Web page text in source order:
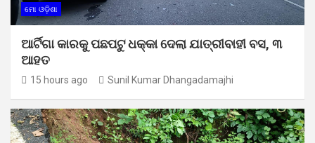
ମୋ ଓଡ଼ିଶା
ଆର୍ଟିଗା କାରକୁ ପଛପଟୁ ଧକ୍କା ଦେଲା ଯାତ୍ରୀବାହୀ ବସ, ୩
ଆହତ
15 hours ago Sunil Kumar Dhangadamajhi